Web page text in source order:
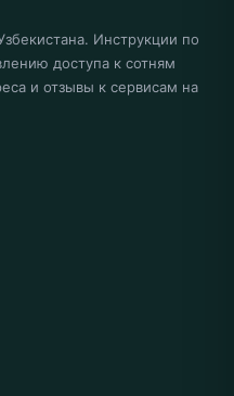
Инструкции по
доступа к сотням
и отзывы к сервисам на